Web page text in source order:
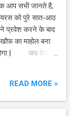
बन गये, और
आप सभी जानते है,
को पुरे सात-आठ
ने प्रवेश करने के बाद
का माहोल बना
रहेगा | जब देश में
में पहोच गयी है|
चित्र कोरोना
READ MORE »